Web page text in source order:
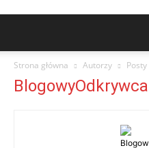
Strona główna Autorzy
BlogowyOdkrywca